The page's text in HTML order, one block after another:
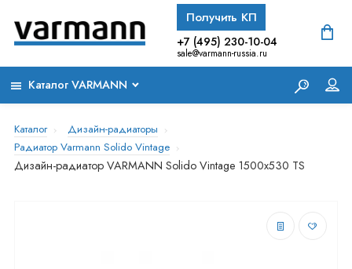
Получить КП
+7 (495) 230-10-04
sale@varmann-russia.ru
Каталог VARMANN
Каталог
Дизайн-радиаторы
Радиатор Varmann Solido Vintage
Дизайн-радиатор VARMANN Solido Vintage 1500x530 TS